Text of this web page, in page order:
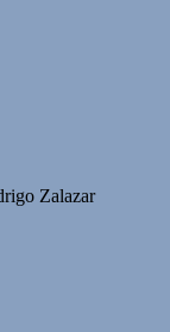
Zalazar